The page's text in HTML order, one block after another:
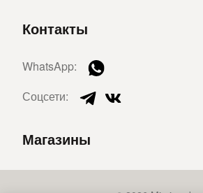
Контакты
WhatsApp:
Соцсети:
Магазины